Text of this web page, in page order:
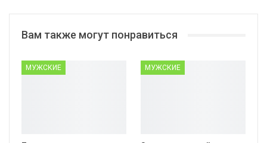
Вам также могут понравиться
МУЖСКИЕ МУЖСКИЕ